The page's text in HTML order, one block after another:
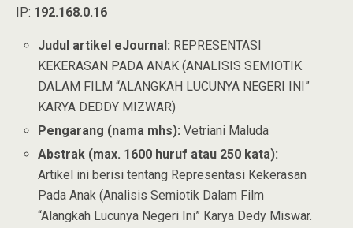
IP: 192.168.0.16
Judul artikel eJournal: REPRESENTASI
KEKERASAN PADA ANAK (ANALISIS SEMIOTIK
DALAM FILM “ALANGKAH LUCUNYA NEGERI INI”
KARYA DEDDY MIZWAR)
Pengarang (nama mhs): Vetriani Maluda
Abstrak (max. 1600 huruf atau 250 kata):
Artikel ini berisi tentang Representasi Kekerasan
Pada Anak (Analisis Semiotik Dalam Film
“Alangkah Lucunya Negeri Ini” Karya Dedy Miswar.